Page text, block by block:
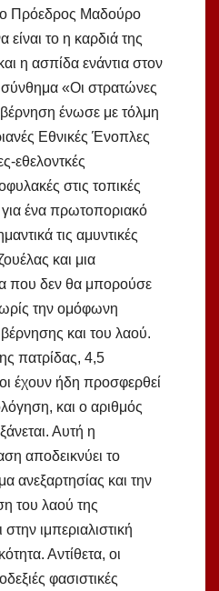
ο Πρόεδρος Μαδούρο
το η καρδιά της
η ασπίδα ενάντια στον
σύνθημα «Οι στρατώνες
ένωσε με τόλμη
Εθνικές Ένοπλες
εθελοντκές
στις τοπικές
για ένα πρωτοποριακό
τις αμυντικές
και μια
που δεν θα μπορούσε
την ομόφωνη
και του λαού.
πατρίδας, 4,5
έχουν ήδη προσφερθεί
και ο αριθμός
Αυτή η
αποδεικνύει το
ανεξαρτησίας και την
του λαού της
ιμπεριαλιστική
Αντίθετα, οι
φασιστικές